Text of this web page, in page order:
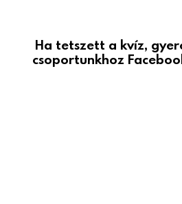
Ha tetszett a kvíz,
csoportunkhoz